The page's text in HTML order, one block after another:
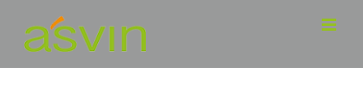
Inhalt
springen